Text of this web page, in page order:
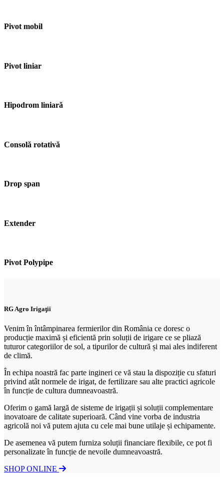
Pivot mobil
Pivot liniar
Hipodrom liniară
Consolă rotativă
Drop span
Extender
Pivot Polypipe
RG Agro Irigaţii
Venim în întâmpinarea fermierilor din România ce doresc o
producție maximă și eficientă prin soluții de irigare ce se pliază
tuturor categoriilor de sol, a tipurilor de cultură și mai ales indiferent
de climă.
În echipa noastră fac parte ingineri ce vă stau la dispoziție cu sfaturi
privind atât normele de irigat, de fertilizare sau alte practici agricole
în funcție de cultura dumneavoastră.
Oferim o gamă largă de sisteme de irigații și soluții complementare
inovatoare de calitate superioară. Când vine vorba de industria
agricolă noi vă putem ajuta cu cele mai bune utilaje și echipamente.
De asemenea vă putem furniza soluții financiare flexibile, ce pot fi
personalizate în funcție de nevoile dumneavoastră.
SHOP ONLINE